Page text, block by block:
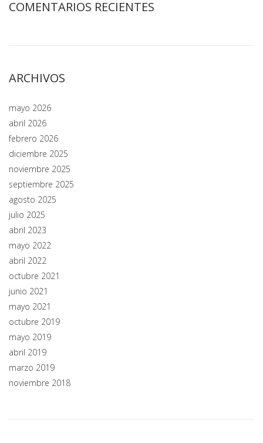
COMENTARIOS RECIENTES
ARCHIVOS
mayo 2026
abril 2026
febrero 2026
diciembre 2025
noviembre 2025
septiembre 2025
agosto 2025
julio 2025
abril 2023
mayo 2022
abril 2022
octubre 2021
junio 2021
mayo 2021
octubre 2019
mayo 2019
abril 2019
marzo 2019
noviembre 2018